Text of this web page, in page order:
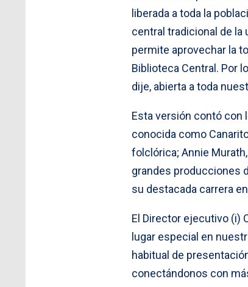
liberada a toda la
central tradicional de la
permite aprovechar la
Biblioteca Central. Por
dije, abierta a toda
Esta versión contó con
conocida como
folclórica; Annie
grandes producciones
su destacada carrera
El Director ejecutivo (i)
lugar especial en
habitual de
conectándonos con